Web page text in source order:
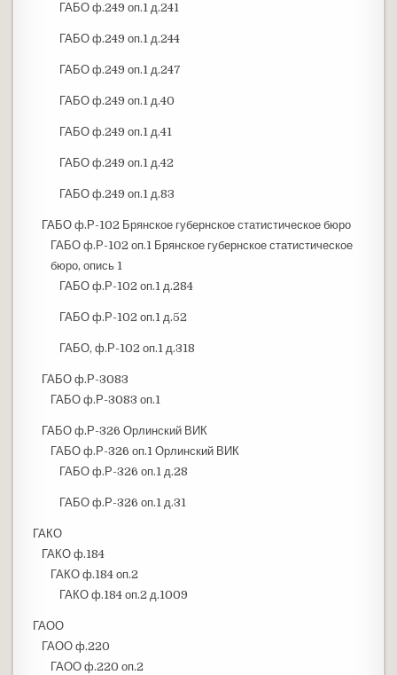
ГАБО ф.249 оп.1 д.241
ГАБО ф.249 оп.1 д.244
ГАБО ф.249 оп.1 д.247
ГАБО ф.249 оп.1 д.40
ГАБО ф.249 оп.1 д.41
ГАБО ф.249 оп.1 д.42
ГАБО ф.249 оп.1 д.83
ГАБО ф.Р-102 Брянское губернское статистическое бюро
ГАБО ф.Р-102 оп.1 Брянское губернское статистическое
бюро, опись 1
ГАБО ф.Р-102 оп.1 д.284
ГАБО ф.Р-102 оп.1 д.52
ГАБО, ф.Р-102 оп.1 д.318
ГАБО ф.Р-3083
ГАБО ф.Р-3083 оп.1
ГАБО ф.Р-326 Орлинский ВИК
ГАБО ф.Р-326 оп.1 Орлинский ВИК
ГАБО ф.Р-326 оп.1 д.28
ГАБО ф.Р-326 оп.1 д.31
ГАКО
ГАКО ф.184
ГАКО ф.184 оп.2
ГАКО ф.184 оп.2 д.1009
ГАОО
ГАОО ф.220
ГАОО ф.220 оп.2